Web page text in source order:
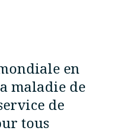
en
maladie de
de
tous